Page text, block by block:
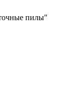
пилы"